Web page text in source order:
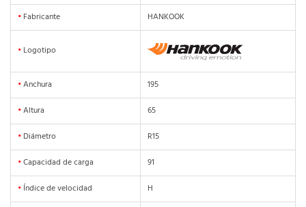
• Fabricante HANKOOK
• Logotipo
•Anchura
195
•Altura
65
• Diámetro
R15
•Capacidad de carga
91
• Índice de velocidad
H